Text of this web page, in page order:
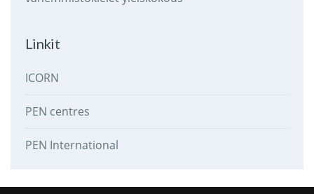
Linkit
ICORN
PEN centres
PEN International